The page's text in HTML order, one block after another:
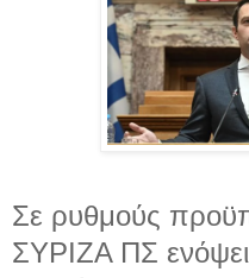
Σε ρυθμούς
ΣΥΡΙΖΑ ΠΣ